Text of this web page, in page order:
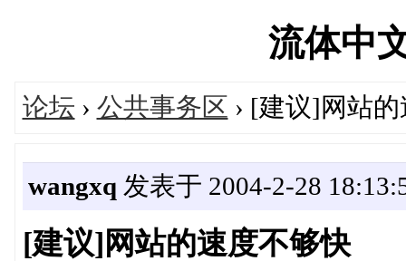
流体中
论坛 › 公共事务区 › [建议]网站
wangxq 发表于 2004-2-28
[建议]网站的速度不够快